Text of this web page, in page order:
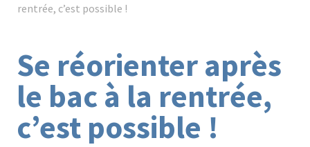
Sciences
du
vivant
à
la
rentrée, c’est possible !
Se réorienter après
le bac à la rentrée,
c’est possible !